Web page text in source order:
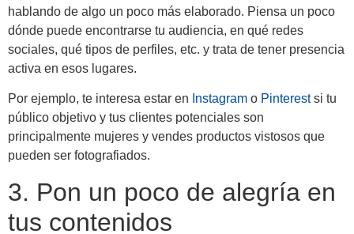
hablando de algo un poco más elaborado. Piensa un poco
dónde puede encontrarse tu audiencia, en qué redes
sociales, qué tipos de perfiles, etc. y trata de tener presencia
activa en esos lugares.
Por ejemplo, te interesa estar en Instagram o Pinterestsi tu
público objetivo y tus clientes potenciales son
principalmente mujeres y vendes productos vistosos que
pueden ser fotografiados.
3. Pon un poco de alegría en
tus contenidos